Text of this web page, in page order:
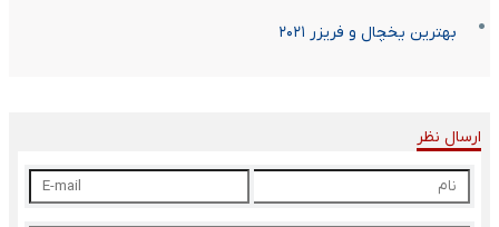
بهترین یخچال و فریزر ۲۰۲۱
ارسال نظر